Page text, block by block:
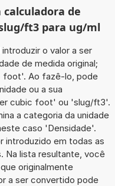
de
ft3 para ug/ml
o valor a ser
de medida original;
foot'. Ao fazê-lo, pode
ou a sua
cubic foot' ou 'slug/ft3'.
a categoria da unidade
caso 'Densidade'.
introduzido em todas as
Na lista resultante, você
originalmente
a ser convertido pode